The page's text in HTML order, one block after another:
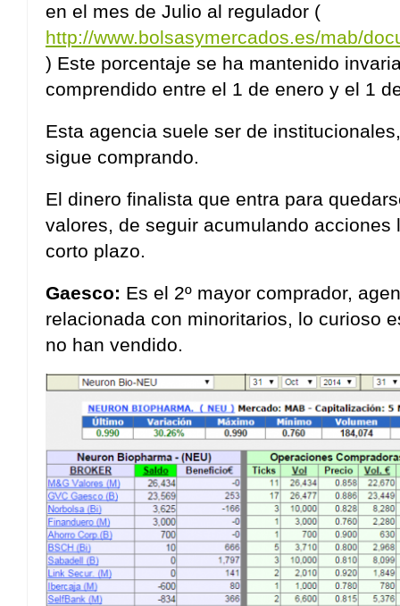
en el mes de Julio al regulador (
http://www.bolsasymercados.es/mab/
) Este porcentaje se ha mantenido
comprendido entre el 1 de enero y el 1
Esta agencia suele ser de
sigue comprando.
El dinero finalista que entra para
valores, de seguir acumulando acciones
corto plazo.
Gaesco: Es el 2º mayor comprador,
relacionada con minoritarios, lo curioso
no han vendido.